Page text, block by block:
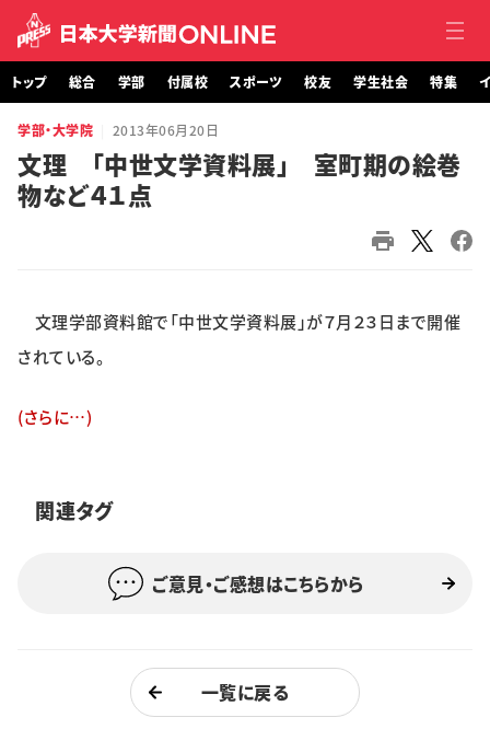
トップ
総合
スポーツ
校友
特集・企画
学生記者募集 お問い合わせ
トップ 総合 学部 付属校 スポーツ 校友 学生社会 特集
学部・大学院 2013年06月20日
文理 「中世文学資料展」 室町期の絵巻
物など４１点
文理学部資料館で「中世文学資料展」が７月２３日まで開催
されている。
(さらに…)
関連タグ
ご意見・ご感想はこちらから
一覧に戻る